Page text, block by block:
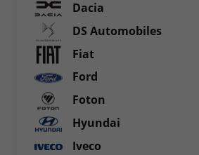
Dacia
DS Automobiles
Fiat
Ford
Foton
Hyundai
Iveco